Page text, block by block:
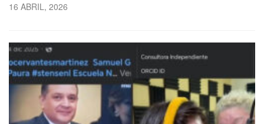
16 ABRIL, 2026